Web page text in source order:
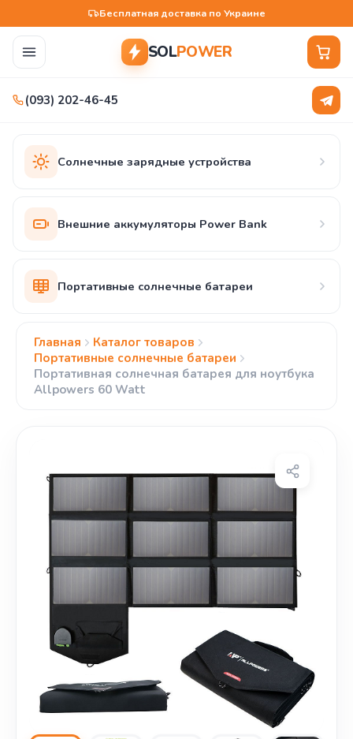
Бесплатная доставка по Украине
SOLPOWER
(093) 202-46-45
Солнечные зарядные устройства
Внешние аккумуляторы Power Bank
Портативные солнечные батареи
Главная
Каталог товаров
Портативные солнечные батареи
Портативная солнечная батарея для ноутбука
Allpowers 60 Watt